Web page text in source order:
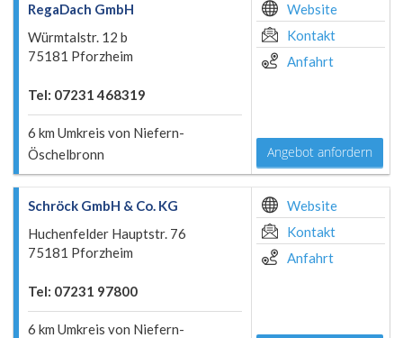
RegaDach GmbH
Würmtalstr. 12 b
75181 Pforzheim
Tel: 07231 468319
6 km Umkreis von Niefern-
Öschelbronn
Website
Kontakt
Anfahrt
Angebot anfordern
Schröck GmbH & Co. KG
Huchenfelder Hauptstr. 76
75181 Pforzheim
Tel: 07231 97800
6 km Umkreis von Niefern-
Website
Kontakt
Anfahrt